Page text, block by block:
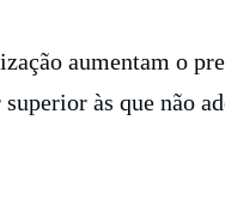
aumentam o
às que não